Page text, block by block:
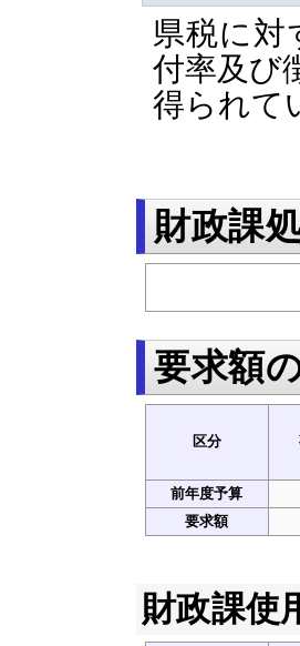
県税に対
付率及び
得られて
財政課
要求額
区分
前年度予算
要求額
財政課使